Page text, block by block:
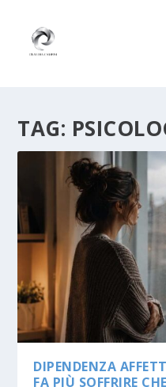
TAG:
DIPENDENZA
FA PIÙ SOFFRIRE